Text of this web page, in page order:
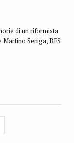
di un riformista
Seniga, BFS